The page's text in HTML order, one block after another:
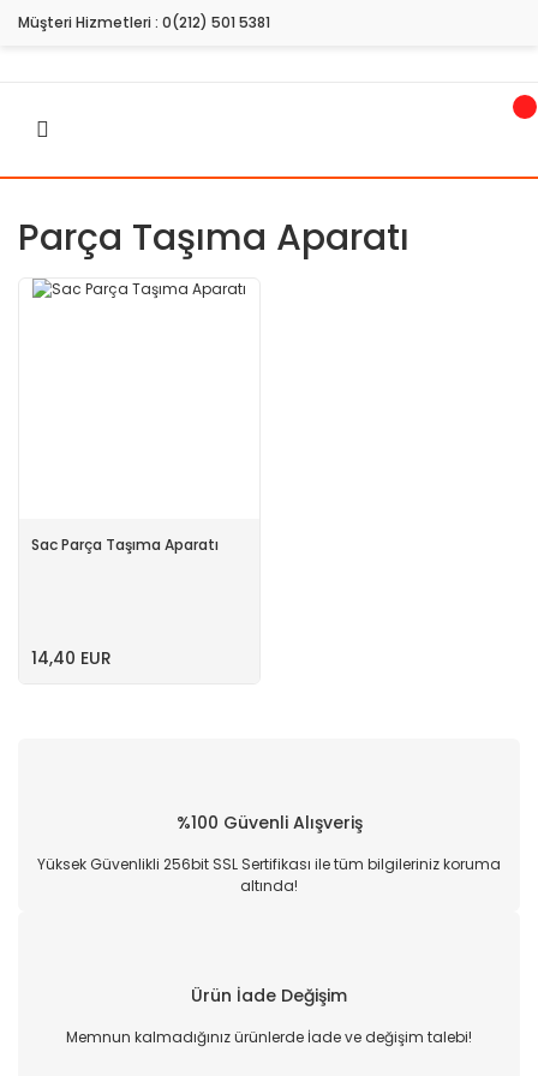
Müşteri Hizmetleri : 0(212) 501 5381
Parça Taşıma Aparatı
Sac Parça Taşıma Aparatı
14,40 EUR
%100 Güvenli Alışveriş
Yüksek Güvenlikli 256bit SSL Sertifikası ile tüm bilgileriniz koruma
altında!
Ürün İade Değişim
Memnun kalmadığınız ürünlerde İade ve değişim talebi!